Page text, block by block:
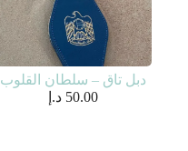
دبل تاق – سلطان القلوب
50.00 د.إ